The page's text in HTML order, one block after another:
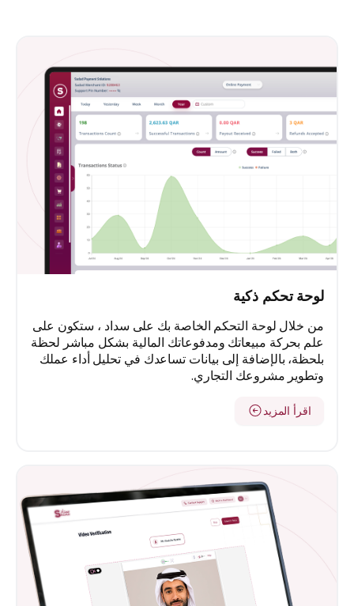
لوحة تحكم ذكية
من خلال لوحة التحكم الخاصة بك على سداد ، ستكون على
علم بحركة مبيعاتك ومدفوعاتك المالية بشكل مباشر لحظة
بلحظة، بالإضافة إلى بيانات تساعدك في تحليل أداء عملك
وتطوير مشروعك التجاري.
اقرأ المزيد